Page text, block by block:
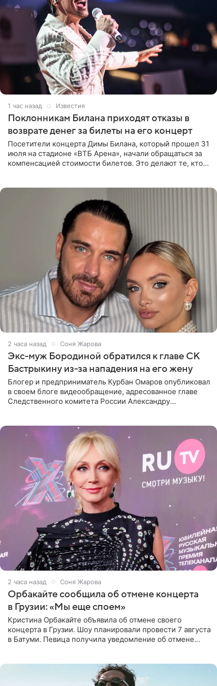
1 час назад Известия
Поклонникам Билана приходят отказы в
возврате денег за билеты на его концерт
Посетители концерта Димы Билана, который прошел 31
июля на стадионе «ВТБ Арена», начали обращаться за
компенсацией стоимости билетов. Это делают те, кто
2 часа назад Соня Жарова
Экс-муж Бородиной обратился к главе СК
Бастрыкину из-за нападения на его жену
Блогер и предприниматель Курбан Омаров опубликовал
в своем блоге видеообращение, адресованное главе
Следственного комитета России Александру
2 часа назад Соня Жарова
Орбакайте сообщила об отмене концерта
в Грузии: «Мы еще споем»
Кристина Орбакайте объявила об отмене своего
концерта в Грузии. Шоу планировали провести 7 августа
в Батуми. Певица получила уведомление об отмене